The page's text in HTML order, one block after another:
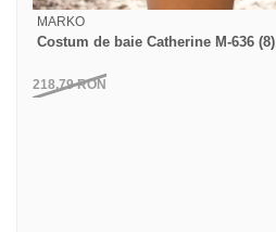
MARKO
Costum de baie Catherine M-636 (8)
218,79RON